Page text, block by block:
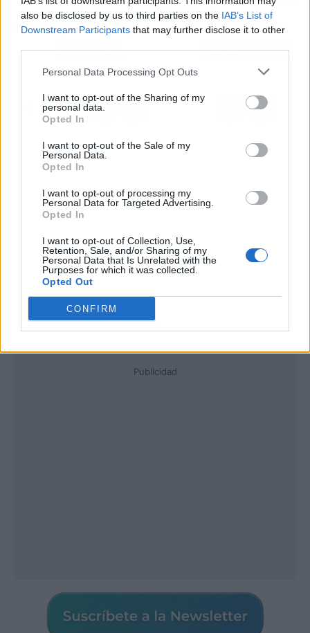
also be disclosed by us to third parties on the IAB’s List of
Downstream Participants that may further disclose it to other
Personal Data Processing Opt Outs
I want to opt-out of the Sharing of my
personal data.
Opted In
I want to opt-out of the Sale of my
Personal Data.
Opted In
I want to opt-out of processing my
Personal Data for Targeted Advertising.
Opted In
I want to opt-out of Collection, Use,
Retention, Sale, and/or Sharing of my
Personal Data that Is Unrelated with the
Purposes for which it was collected.
Opted Out
CONFIRM
Hotel El Refugio, un
lugar bien equipado para
Infusiones y tés
ecológicos de la tienda
Publicidad